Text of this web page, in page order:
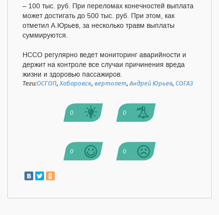
– 100 тыс. руб. При переломах конечностей выплата
может достигать до 500 тыс. руб. При этом, как
отметил А.Юрьев, за несколько травм выплаты
суммируются.
НССО регулярно ведет мониторинг аварийности и
держит на контроле все случаи причинения вреда
жизни и здоровью пассажиров.
Теги:ОСГОП,Хабаровск,вертолет,Андрей Юрьев,СОГАЗ
0 0
0 0